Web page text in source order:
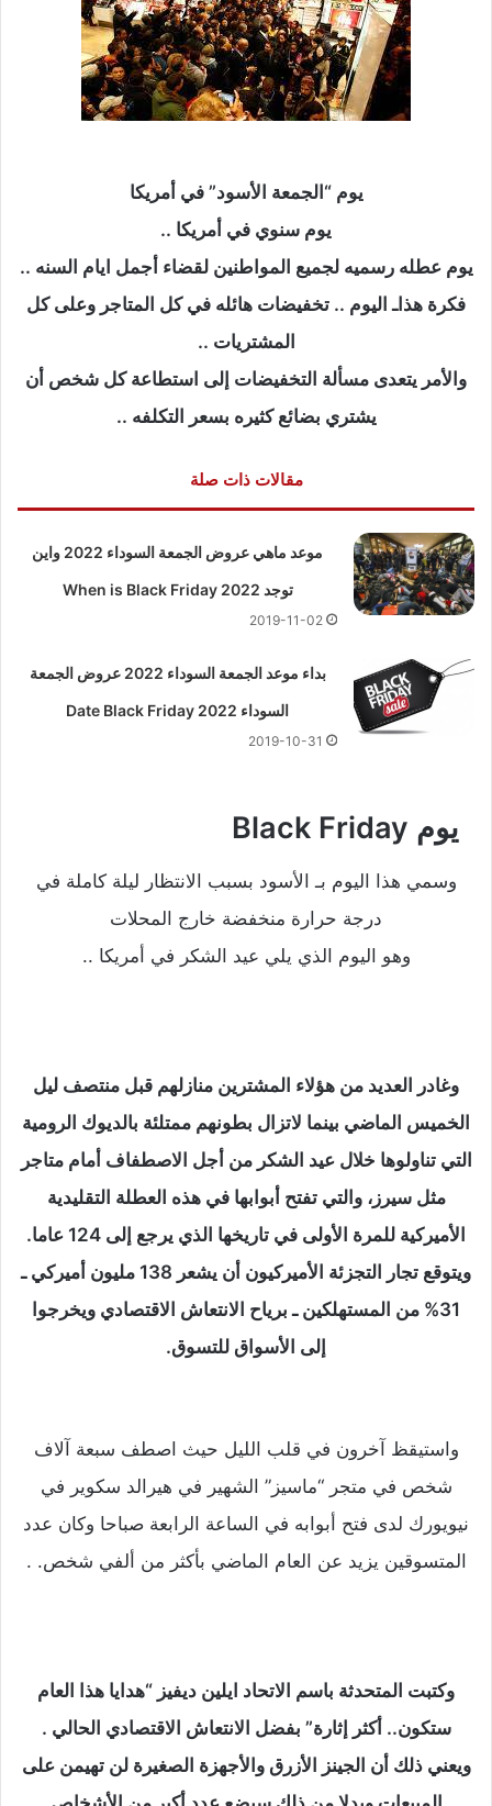
يوم “الجمعة الأسود” في أمريكا
يوم سنوي في أمريكا ..
يوم عطله رسميه لجميع المواطنين لقضاء أجمل ايام السنه ..
فكرة هذاـ اليوم .. تخفيضات هائله في كل المتاجر وعلى كل
المشتريات ..
والأمر يتعدى مسألة التخفيضات إلى استطاعة كل شخص أن
يشتري بضائع كثيره بسعر التكلفه ..
مقالات ذات صلة
موعد ماهي عروض الجمعة السوداء 2022 واين
توجد When is Black Friday 2022
2019-11-02
بداء موعد الجمعة السوداء 2022 عروض الجمعة
السوداء Date Black Friday 2022
2019-10-31
يوم Black Friday
وسمي هذا اليوم بـ الأسود بسبب الانتظار ليلة كاملة في
درجة حرارة منخفضة خارج المحلات
وهو اليوم الذي يلي عيد الشكر في أمريكا ..
وغادر العديد من هؤلاء المشترين منازلهم قبل منتصف ليل
الخميس الماضي بينما لاتزال بطونهم ممتلئة بالديوك الرومية
التي تناولوها خلال عيد الشكر من أجل الاصطفاف أمام متاجر
مثل سيرز، والتي تفتح أبوابها في هذه العطلة التقليدية
الأميركية للمرة الأولى في تاريخها الذي يرجع إلى 124 عاما.
ويتوقع تجار التجزئة الأميركيون أن يشعر 138 مليون أميركي ـ
31% من المستهلكين ـ برياح الانتعاش الاقتصادي ويخرجوا
إلى الأسواق للتسوق.
واستيقظ آخرون في قلب الليل حيث اصطف سبعة آلاف
شخص في متجر “ماسيز” الشهير في هيرالد سكوير في
نيويورك لدى فتح أبوابه في الساعة الرابعة صباحا وكان عدد
المتسوقين يزيد عن العام الماضي بأكثر من ألفي شخص. .
وكتبت المتحدثة باسم الاتحاد ايلين ديفيز “هدايا هذا العام
ستكون.. أكثر إثارة” بفضل الانتعاش الاقتصادي الحالي .
ويعني ذلك أن الجينز الأزرق والأجهزة الصغيرة لن تهيمن على